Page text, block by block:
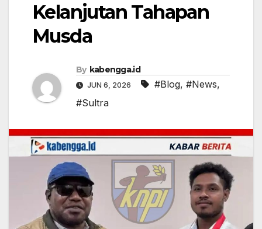
Kelanjutan Tahapan
Musda
By kabengga.id
JUN 6, 2026 #Blog, #News,
#Sultra